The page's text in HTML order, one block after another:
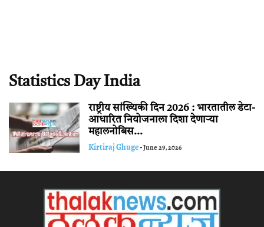
Statistics Day India
राष्ट्रीय सांख्यिकी दिन 2026 : भारतातील डेटा-
आधारित नियोजनाला दिशा देणाऱ्या
महालनोबिस...
Kirtiraj Ghuge-June 29, 2026